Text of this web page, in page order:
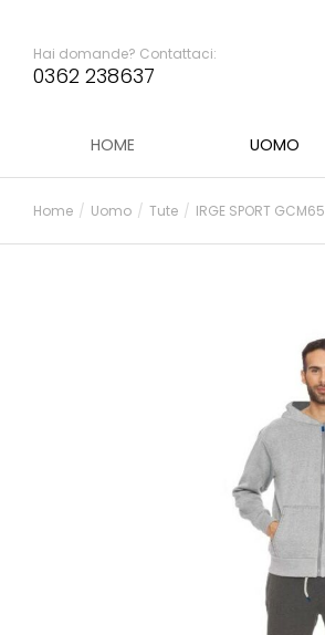
Hai domande? Contattaci:
0362 238637
HOME UOMO
Tu sei qui:
Home Uomo Tute IRGE SPORT GCM65